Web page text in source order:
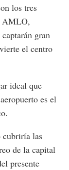
los tres
AMLO,
gran
el centro
ideal que
es el
cubriría las
de la capital
presente